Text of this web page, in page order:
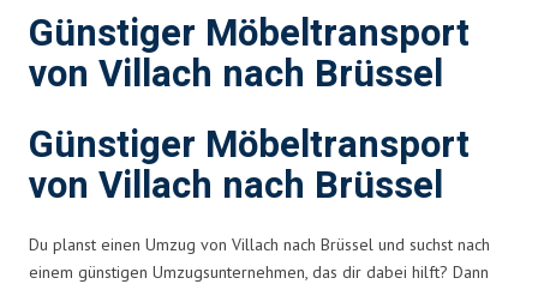
Günstiger Möbeltransport
von Villach nach Brüssel
Günstiger Möbeltransport
von Villach nach Brüssel
Du planst einen Umzug von Villach nach Brüssel und suchst nach
einem günstigen Umzugsunternehmen, das dir dabei hilft? Dann